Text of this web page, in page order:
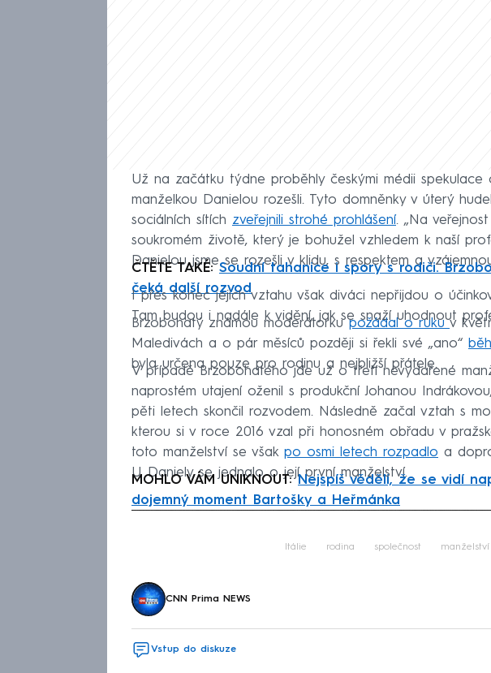
Už na začátku týdne proběhly českými médii
manželkou Danielou rozešli. Tyto domněnky v úterý
sociálních sítích zveřejnili strohé prohlášení. „Na
soukromém životě, který je bohužel vzhledem k naší
Danielou jsme se rozešli v klidu, s respektem a
ČTĚTE TAKÉ:Soudní tahanice i spory s rodiči.
čeká další rozvod
I přes konec jejich vztahu však diváci nepřijdou o
Tam budou i nadále k vidění, jak se snaží uhodnout
Brzobohatý známou moderátorkupožádal o rukuv
Maledivách a o pár měsíců později si řekli své „ano“
byla určena pouze pro rodinu a nejbližší přátele.
V případě Brzobohatého jde už o třetí nevydařené
naprostém utajení oženil s produkční Johanou
pěti letech skončil rozvodem. Následně začal vztah s
kterou si v roce 2016 vzal při honosném obřadu v
toto manželství se však po osmi letech rozpadlo a
U Daniely se jednalo o její první manželství.
MOHLO VÁM UNIKNOUT:Nejspíš věděli, že se vidí
dojemný moment Bartošky a Heřmánka
Itálie rodina společnost manželství
CNN Prima NEWS
Vstup do diskuze